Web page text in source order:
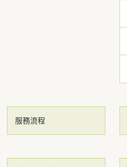
服務流程